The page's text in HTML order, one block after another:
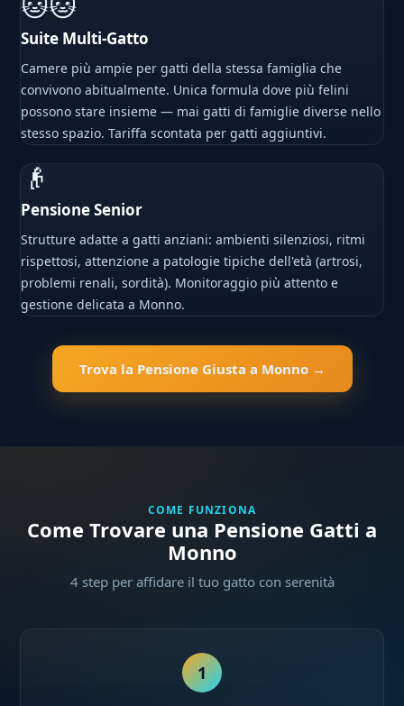
Suite Multi-Gatto
Camere più ampie per gatti della stessa famiglia che
convivono abitualmente. Unica formula dove più felini
possono stare insieme — mai gatti di famiglie diverse nello
stesso spazio. Tariffa scontata per gatti aggiuntivi.
👴
Pensione Senior
Strutture adatte a gatti anziani: ambienti silenziosi, ritmi
rispettosi, attenzione a patologie tipiche dell'età (artrosi,
problemi renali, sordità). Monitoraggio più attento e
gestione delicata a Monno.
Trova la Pensione Giusta a Monno →
COME FUNZIONA
Come Trovare una Pensione Gatti a
Monno
4 step per affidare il tuo gatto con serenità
1